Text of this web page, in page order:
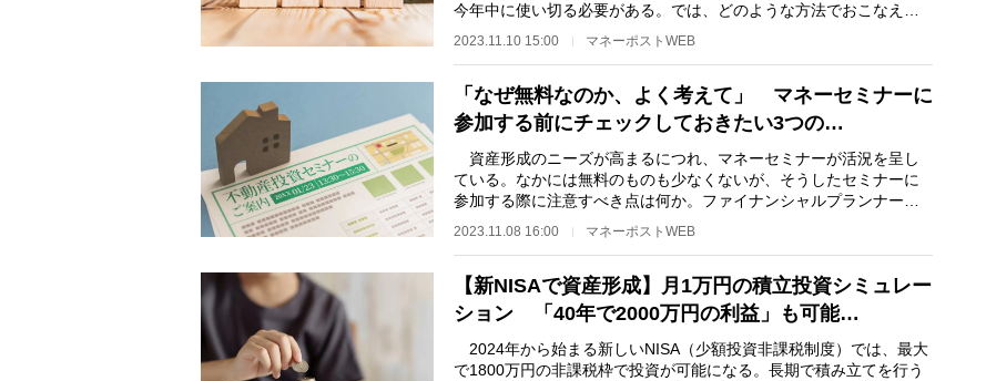
今年中に使い切る必要がある。では、どのような方法でおこなえば
2023.11.10 15:00 マネーポストWEB
「なぜ無料なのか、よく考えて」 マネーセミナーに
参加する前にチェックしておきたい3つの…
資産形成のニーズが高まるにつれ、マネーセミナーが活況を呈し
ている。なかには無料のものも少なくないが、そうしたセミナーに
参加する際に注意すべき点は何か。ファイナンシャルプランナーの
2023.11.08 16:00 マネーポストWEB
【新NISAで資産形成】月1万円の積立投資シミュレー
ション 「40年で2000万円の利益」も可能…
2024年から始まる新しいNISA（少額投資非課税制度）では、最大
で1800万円の非課税枠で投資が可能になる。長期で積み立てを行う